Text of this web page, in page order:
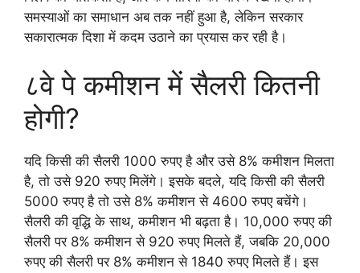
समस्याओं का समाधान अब तक नहीं हुआ है, लेकिन सरकार
सकारात्मक दिशा में कदम उठाने का प्रयास कर रही है।
८वे पे कमीशन में सैलरी कितनी
होगी?
यदि किसी की सैलरी 1000 रुपए है और उसे 8% कमीशन मिलता
है, तो उसे 920 रुपए मिलेंगे। इसके बदले, यदि किसी की सैलरी
5000 रुपए है तो उसे 8% कमीशन से 4600 रुपए बचेंगे।
सैलरी की वृद्धि के साथ, कमीशन भी बढ़ता है। 10,000 रुपए की
सैलरी पर 8% कमीशन से 920 रुपए मिलते हैं, जबकि 20,000
रुपए की सैलरी पर 8% कमीशन से 1840 रुपए मिलते हैं। इस